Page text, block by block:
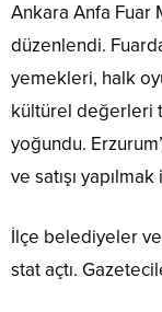
Ankara Anfa Fuar
düzenlendi.
yemekleri, halk
kültürel değerleri
yoğundu.
ve satışı
İlçe belediyeler
stat açtı.